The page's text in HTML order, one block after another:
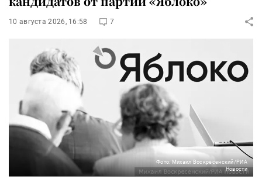
10 августа 2026, 16:58 7
Фото: Михаил Воскресенский/РИА
Новости